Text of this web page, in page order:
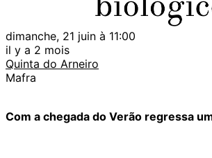
dimanche, 21 juin à 11:00
il y a 2 mois
Quinta do Arneiro
Mafra
Com a chegada do Verão regressa